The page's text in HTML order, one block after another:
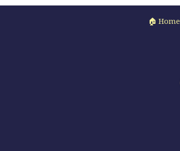
🏠 Home